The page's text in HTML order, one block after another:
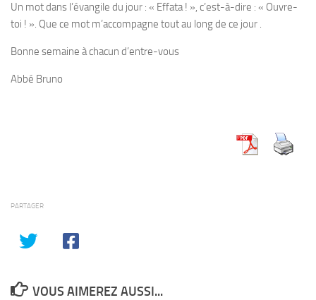
Un mot dans l’évangile du jour : « Effata ! », c’est-à-dire : « Ouvre-
toi ! ». Que ce mot m’accompagne tout au long de ce jour .
Bonne semaine à chacun d’entre-vous
Abbé Bruno
PARTAGER
VOUS AIMEREZ AUSSI...